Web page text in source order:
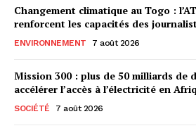
Changement climatique au Togo :
renforcent les capacités des
ENVIRONNEMENT 7 août 2026
Mission 300 : plus de 50 milliards de
accélérer l’accès à l’électricité en
SOCIÉTÉ 7 août 2026